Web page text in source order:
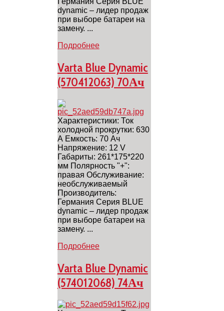
dynamic – лидер продаж
при выборе батареи на
замену. ...
Подробнее
Varta Blue Dynamic
(570412063) 70Ач
Характеристики: Ток
холодной прокрутки: 630
А Емкость: 70 Ач
Напряжение: 12 V
Габариты: 261*175*220
мм Полярность "+":
правая Обслуживание:
необслуживаемый
Производитель:
Германия Серия BLUE
dynamic – лидер продаж
при выборе батареи на
замену. ...
Подробнее
Varta Blue Dynamic
(574012068) 74Ач